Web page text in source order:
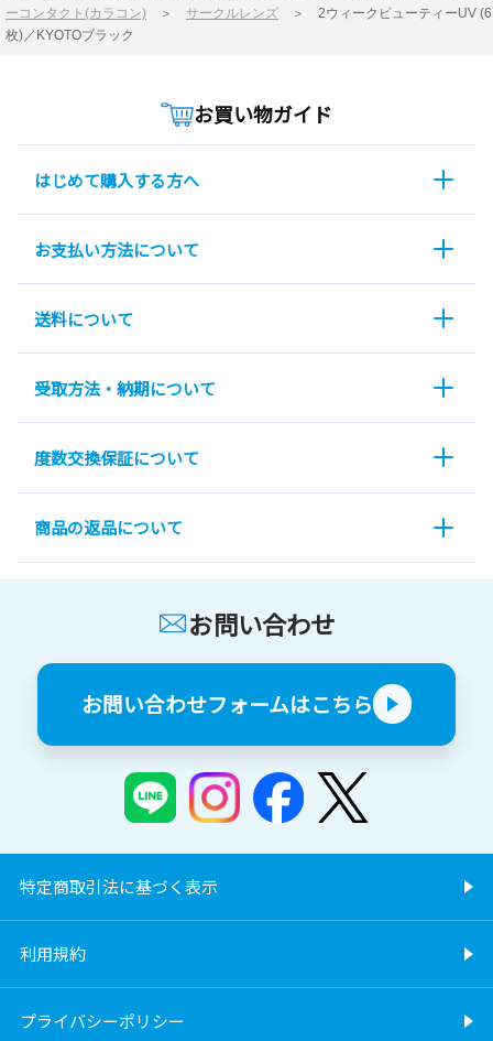
ーコンタクト(カラコン) ＞ サークルレンズ ＞ 2ウィークビューティーUV (6
枚)／KYOTOブラック
お買い物ガイド
はじめて購入する方へ
お支払い方法について
送料について
受取方法・納期について
度数交換保証について
商品の返品について
お問い合わせ
お問い合わせフォームはこちら
特定商取引法に基づく表示
利用規約
プライバシーポリシー